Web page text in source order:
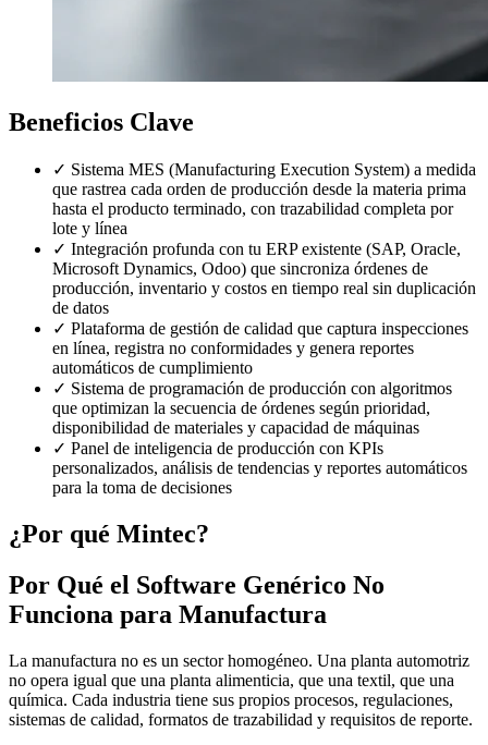
Beneficios Clave
✓ Sistema MES (Manufacturing Execution System) a medida
que rastrea cada orden de producción desde la materia prima
hasta el producto terminado, con trazabilidad completa por
lote y línea
✓ Integración profunda con tu ERP existente (SAP, Oracle,
Microsoft Dynamics, Odoo) que sincroniza órdenes de
producción, inventario y costos en tiempo real sin duplicación
de datos
✓ Plataforma de gestión de calidad que captura inspecciones
en línea, registra no conformidades y genera reportes
automáticos de cumplimiento
✓ Sistema de programación de producción con algoritmos
que optimizan la secuencia de órdenes según prioridad,
disponibilidad de materiales y capacidad de máquinas
✓ Panel de inteligencia de producción con KPIs
personalizados, análisis de tendencias y reportes automáticos
para la toma de decisiones
¿Por qué Mintec?
Por Qué el Software Genérico No
Funciona para Manufactura
La manufactura no es un sector homogéneo. Una planta automotriz
no opera igual que una planta alimenticia, que una textil, que una
química. Cada industria tiene sus propios procesos, regulaciones,
sistemas de calidad, formatos de trazabilidad y requisitos de reporte.